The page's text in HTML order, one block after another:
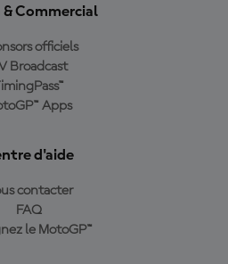
& Commercial
officiels
Broadcast
Apps
d'aide
contacter
FAQ
le MotoGP™